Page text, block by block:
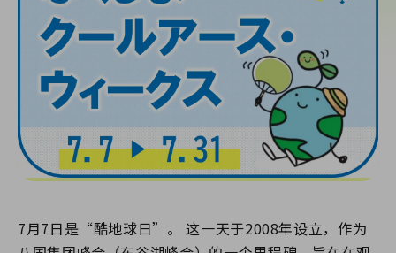
7月7日是“酷地球日”。 这一天于2008年设立，作为